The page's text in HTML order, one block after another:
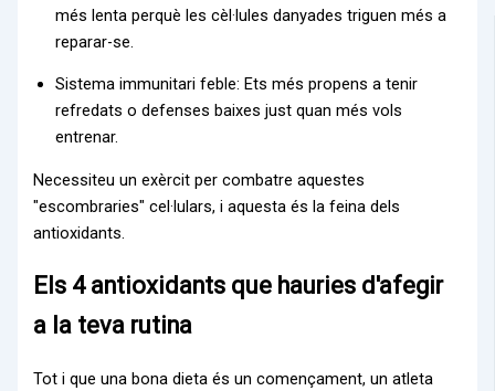
més lenta perquè les cèl·lules danyades triguen més a
reparar-se.
Sistema immunitari feble: Ets més propens a tenir
refredats o defenses baixes just quan més vols
entrenar.
Necessiteu un exèrcit per combatre aquestes
"escombraries" cel·lulars, i aquesta és la feina dels
antioxidants.
Els 4 antioxidants que hauries d'afegir
a la teva rutina
Tot i que una bona dieta és un començament, un atleta